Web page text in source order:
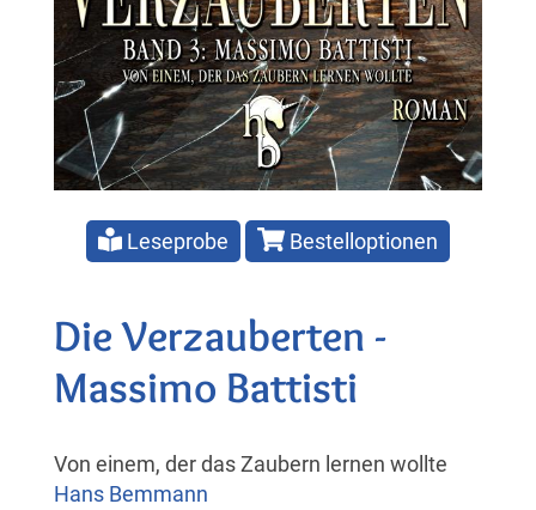
Leseprobe Bestelloptionen
Die Verzauberten -
Massimo Battisti
Von einem, der das Zaubern lernen wollte
Hans Bemmann